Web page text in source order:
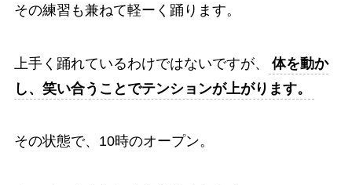
その練習も兼ねて軽ーく踊ります。
上手く踊れているわけではないですが、
体を動か
し、笑い合うことでテンションが上がります。
その状態で、10時のオープン。